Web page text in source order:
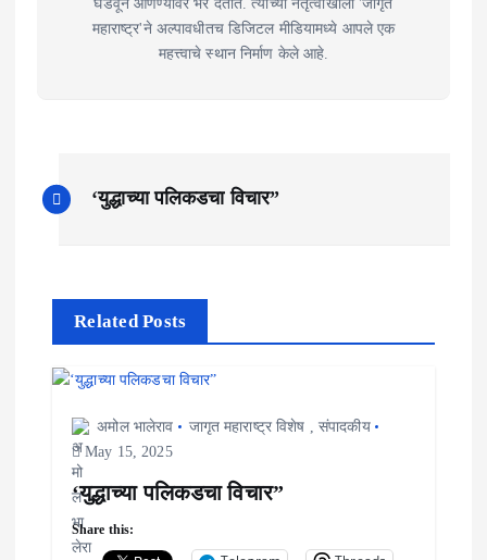
घडवून आणण्यावर भर देतात. त्यांच्या नेतृत्वाखाली 'जागृत
महाराष्ट्र'ने अल्पावधीतच डिजिटल मीडियामध्ये आपले एक
महत्त्वाचे स्थान निर्माण केले आहे.
P
o
n
a
‘युद्धाच्या पलिकडचा विचार”
Related Posts
अमोल भालेराव जागृत महाराष्ट्र विशेष
संपादकीय
May 15, 2025
‘युद्धाच्या पलिकडचा विचार”
Share this: